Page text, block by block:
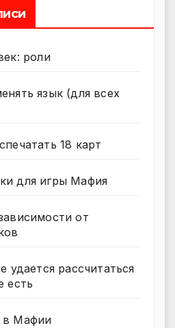
роли
язык (для всех
18 карт
для игры Мафия
от
удается рассчитаться
есть
в Мафии